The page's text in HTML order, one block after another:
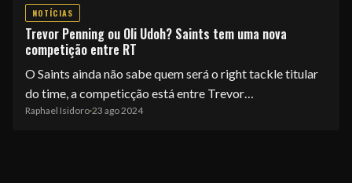
COLUNA DO ZÉ
NOSSA HISTÓRIA
NOTÍCIAS
Trevor Penning ou Oli Udoh? Saints tem uma nova
competição entre RT
O Saints ainda não sabe quem será o right tackle titular
do time, a competicção está entre Trevor…
Raphael Isidoro·23 ago 2024